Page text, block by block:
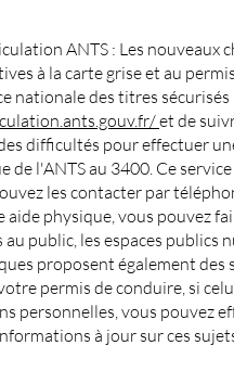
ANTS : Les nouveaux
à la carte grise et au
nationale des titres
et de
difficultés pour effectuer
de l'ANTS au 3400. Ce
les contacter par
aide physique, vous pouvez
au public, les espaces
proposent également des
permis de conduire, si
personnelles, vous pouvez
à jour sur ces